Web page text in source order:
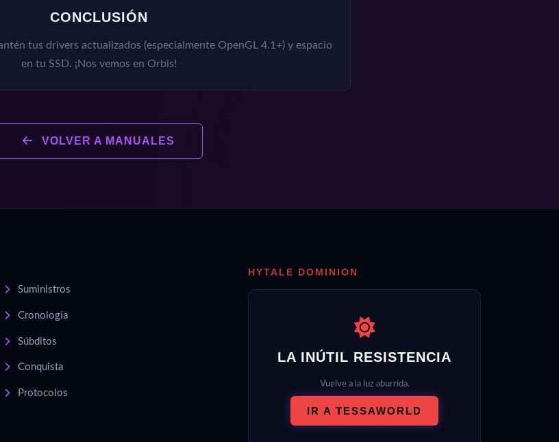
CONCLUSIÓN
tus drivers actualizados (especialmente OpenGL 4.1+) y espacio
en tu SSD. ¡Nos vemos en Orbis!
VOLVER A MANUALES
Suministros
Cronología
Súbditos
Conquista
Protocolos
HYTALE DOMINION
LA INÚTIL RESISTENCIA
Vuelve a la luz aburrida.
IR A TESSAWORLD